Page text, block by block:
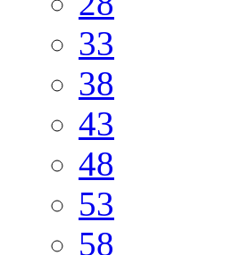
33
38
43
48
53
58